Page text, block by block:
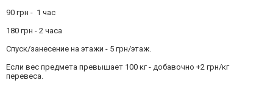
90 грн - 1 час
180 грн - 2 часа
Спуск/занесение на этажи - 5 грн/этаж.
Если вес предмета превышает 100 кг - добавочно +2 грн/кг
перевеса.